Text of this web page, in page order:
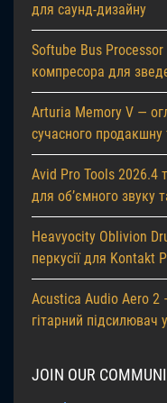
для саунд-дизайну
Softube Bus
компресора для
Arturia Memory V —
сучасного продакшну
Avid Pro Tools 2026.4
для об’ємного звуку
Heavyocity Oblivion
перкусії для Kontakt
Acustica Audio Aero 2
гітарний підсилювач
JOIN OUR